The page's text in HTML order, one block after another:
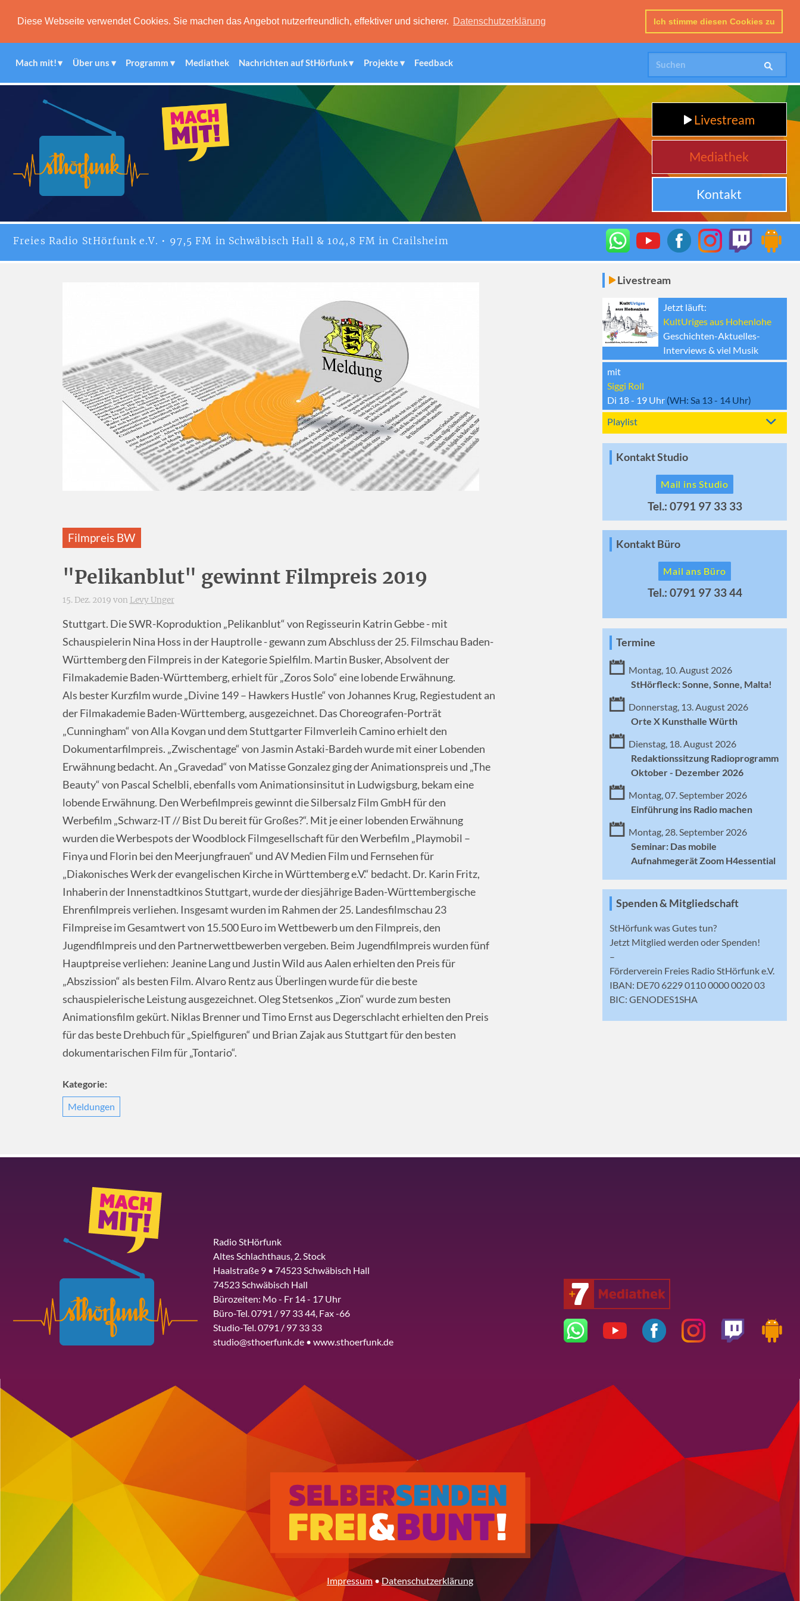
Diese Webseite verwendet Cookies. Sie machen das Angebot nutzerfreundlich, effektiver und sicherer. Datenschutzerklärung Ich stimme diesen Cookies zu
Mach mit! Über uns Programm Mediathek Nachrichten auf StHörfunk Projekte Feedback
Livestream
Mediathek
Kontakt
Freies Radio StHörfunke.V. • 97,5 FM in Schwäbisch Hall & 104,8 FM in Crailsheim
Filmpreis BW
"Pelikanblut" gewinnt Filmpreis 2019
15. Dez. 2019 von Levy Unger
Stuttgart. Die SWR-Koproduktion „Pelikanblut“ von Regisseurin Katrin Gebbe - mit
Schauspielerin Nina Hoss in der Hauptrolle - gewann zum Abschluss der 25. Filmschau Baden-
Württemberg den Filmpreis in der Kategorie Spielfilm. Martin Busker, Absolvent der
Filmakademie Baden-Württemberg, erhielt für „Zoros Solo“ eine lobende Erwähnung.
Als bester Kurzfilm wurde „Divine 149 – Hawkers Hustle“ von Johannes Krug, Regiestudent an
der Filmakademie Baden-Württemberg, ausgezeichnet. Das Choreografen-Porträt
„Cunningham“ von Alla Kovgan und dem Stuttgarter Filmverleih Camino erhielt den
Dokumentarfilmpreis. „Zwischentage“ von Jasmin Astaki-Bardeh wurde mit einer Lobenden
Erwähnung bedacht. An „Gravedad“ von Matisse Gonzalez ging der Animationspreis und „The
Beauty“ von Pascal Schelbli, ebenfalls vom Animationsinsitut in Ludwigsburg, bekam eine
lobende Erwähnung. Den Werbefilmpreis gewinnt die Silbersalz Film GmbH für den
Werbefilm „Schwarz-IT // Bist Du bereit für Großes?“. Mit je einer lobenden Erwähnung
wurden die Werbespots der Woodblock Filmgesellschaft für den Werbefilm „Playmobil –
Finya und Florin bei den Meerjungfrauen“ und AV Medien Film und Fernsehen für
„Diakonisches Werk der evangelischen Kirche in Württemberg e.V.“ bedacht. Dr. Karin Fritz,
Inhaberin der Innenstadtkinos Stuttgart, wurde der diesjährige Baden-Württembergische
Ehrenfilmpreis verliehen. Insgesamt wurden im Rahmen der 25. Landesfilmschau 23
Filmpreise im Gesamtwert von 15.500 Euro im Wettbewerb um den Filmpreis, den
Jugendfilmpreis und den Partnerwettbewerben vergeben. Beim Jugendfilmpreis wurden fünf
Hauptpreise verliehen: Jeanine Lang und Justin Wild aus Aalen erhielten den Preis für
„Abszission“ als besten Film. Alvaro Rentz aus Überlingen wurde für die beste
schauspielerische Leistung ausgezeichnet. Oleg Stetsenkos „Zion“ wurde zum besten
Animationsfilm gekürt. Niklas Brenner und Timo Ernst aus Degerschlacht erhielten den Preis
für das beste Drehbuch für „Spielfiguren“ und Brian Zajak aus Stuttgart für den besten
dokumentarischen Film für „Tontario“.
Kategorie:
Meldungen
Livestream
Jetzt läuft:
KultUriges aus Hohenlohe
Geschichten-Aktuelles-
Interviews & viel Musik
mit
Siggi Roll
Di 18 - 19 Uhr (WH: Sa 13 - 14 Uhr)
Playlist
Kontakt Studio
Mail ins Studio
Tel.: 0791 97 33 33
Kontakt Büro
Mail ans Büro
Tel.: 0791 97 33 44
Termine
Montag, 10. August 2026
StHörfleck: Sonne, Sonne, Malta!
Donnerstag, 13. August 2026
Orte X Kunsthalle Würth
Dienstag, 18. August 2026
Redaktionssitzung Radioprogramm
Oktober - Dezember 2026
Montag, 07. September 2026
Einführung ins Radio machen
Montag, 28. September 2026
Seminar: Das mobile
Aufnahmegerät Zoom H4essential
Spenden & Mitgliedschaft
StHörfunk was Gutes tun?
Jetzt Mitglied werden oder Spenden!
–
Förderverein Freies Radio StHörfunk e.V.
IBAN: DE70 6229 0110 0000 0020 03
BIC: GENODES1SHA
Radio StHörfunk
Altes Schlachthaus, 2. Stock
Haalstraße 9 • 74523 Schwäbisch Hall
74523 Schwäbisch Hall
Bürozeiten: Mo - Fr 14 - 17 Uhr
Büro-Tel. 0791 / 97 33 44, Fax -66
Studio-Tel. 0791 / 97 33 33
studio@sthoerfunk.de • www.sthoerfunk.de
Impressum•Datenschutzerklärung